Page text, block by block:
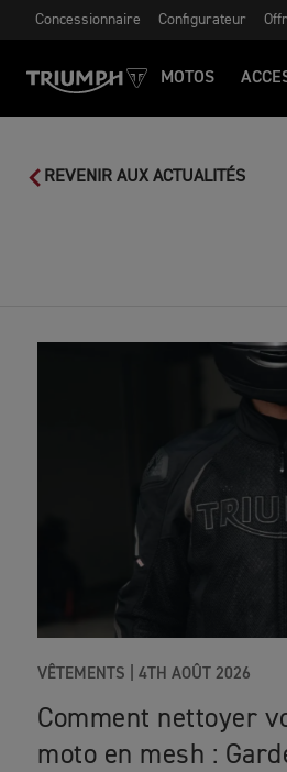
Concessionnaire Configurateur
MOTOS
REVENIR AUX ACTUALITÉS
VÊTEMENTS | 4TH AOÛT 2026
Comment nettoyer
moto en mesh :